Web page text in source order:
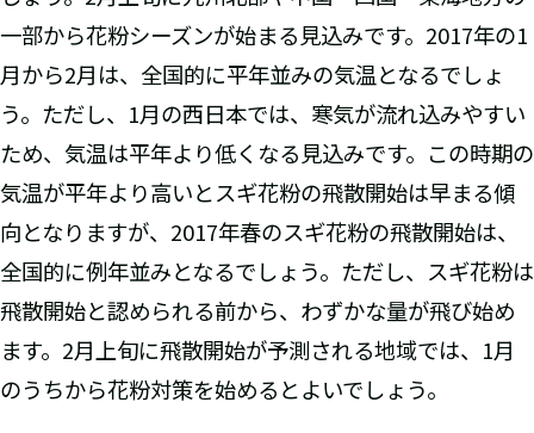
一部から花粉シーズンが始まる見込みです。2017年の1
月から2月は、全国的に平年並みの気温となるでしょ
う。ただし、1月の西日本では、寒気が流れ込みやすい
ため、気温は平年より低くなる見込みです。この時期の
気温が平年より高いとスギ花粉の飛散開始は早まる傾
向となりますが、2017年春のスギ花粉の飛散開始は、
全国的に例年並みとなるでしょう。ただし、スギ花粉は
飛散開始と認められる前から、わずかな量が飛び始め
ます。2月上旬に飛散開始が予測される地域では、1月
のうちから花粉対策を始めるとよいでしょう。